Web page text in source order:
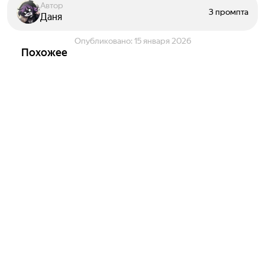
Автор
Даня 3 промпта
Опубликовано: 15 января 2026
Похожее